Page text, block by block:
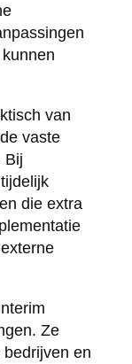
van
vaste
Bij
die extra
Ze
en